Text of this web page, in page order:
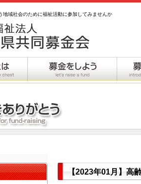
地域社会のために福祉活動に参加してみませんか
【2023年01月】高